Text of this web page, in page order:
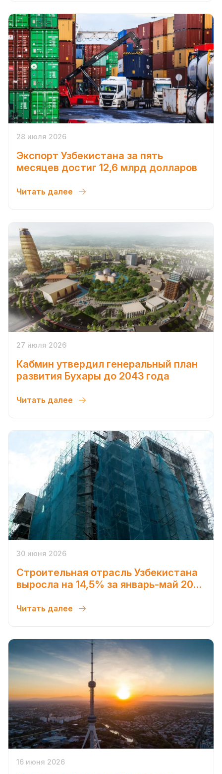
28 июля 2026
Экспорт Узбекистана за пять
месяцев достиг 12,6 млрд долларов
Читать далее
27 июля 2026
Кабмин утвердил генеральный план
развития Бухары до 2043 года
Читать далее
30 июня 2026
Строительная отрасль Узбекистана
выросла на 14,5% за январь-май 2026
Читать далее
16 июня 2026